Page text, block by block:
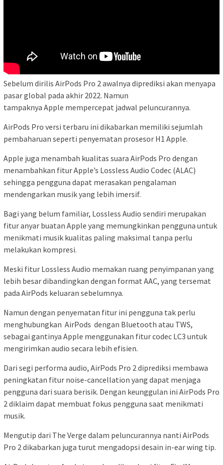
Sebelum dirilis AirPods Pro 2 awalnya diprediksi akan menyapa
pasar global pada akhir 2022. Namun
tampaknya Apple mempercepat jadwal peluncurannya.
AirPods Pro versi terbaru ini dikabarkan memiliki sejumlah
pembaharuan seperti penyematan prosesor H1 Apple.
Apple juga menambah kualitas suara AirPods Pro dengan
menambahkan fitur Apple’s Lossless Audio Codec (ALAC)
sehingga pengguna dapat merasakan pengalaman
mendengarkan musik yang lebih imersif.
Bagi yang belum familiar, Lossless Audio sendiri merupakan
fitur anyar buatan Apple yang memungkinkan pengguna untuk
menikmati musik kualitas paling maksimal tanpa perlu
melakukan kompresi.
Meski fitur Lossless Audio memakan ruang penyimpanan yang
lebih besar dibandingkan dengan format AAC, yang tersemat
pada AirPods keluaran sebelumnya.
Namun dengan penyematan fitur ini pengguna tak perlu
menghubungkan AirPods dengan Bluetooth atau TWS,
sebagai gantinya Apple menggunakan fitur codec LC3 untuk
mengirimkan audio secara lebih efisien.
Dari segi performa audio, AirPods Pro 2 diprediksi membawa
peningkatan fitur noise-cancellation yang dapat menjaga
pengguna dari suara berisik. Dengan keunggulan ini AirPods Pro
2 diklaim dapat membuat fokus pengguna saat menikmati
musik.
Mengutip dari The Verge dalam peluncurannya nanti AirPods
Pro 2 dikabarkan juga turut mengadopsi desain in-ear wing tip.